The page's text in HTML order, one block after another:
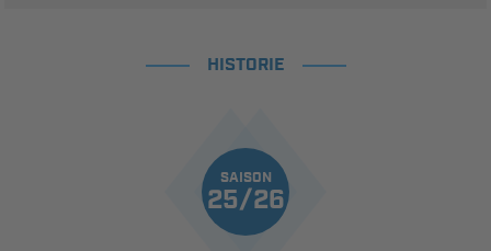
HISTORIE
SAISON
25/26